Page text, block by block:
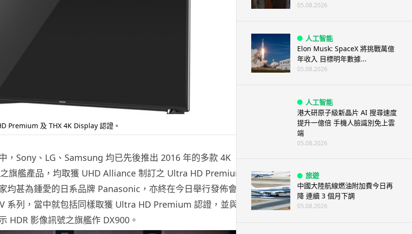
Premium 及 THX 4K Display 認證。
，Sony、LG、Samsung 均已先後推出 2016 年的多款 4K
旗艦產品，均取獲 UHD Alliance 制訂之 Ultra HD Premium
均甚為鍾愛的日系品牌 Panasonic，亦終在今日舉行發佈會，
系列，當中就包括同樣取獲 Ultra HD Premium 認證，並與其
HDR 影像訊號之旗艦作 DX900。
05.08.2026
人工智能
Elon Musk: SpaceX 將挑戰萬億
年收入 目標明年數據...
05.08.2026
人工智能
港大研原子級新晶片 AI 搜尋速度
提升一億倍 手機人臉識別免上雲
端
05.08.2026
旅遊
中國大陸航線燃油附加費今日再
降 連續 3 個月下調
05.08.2026